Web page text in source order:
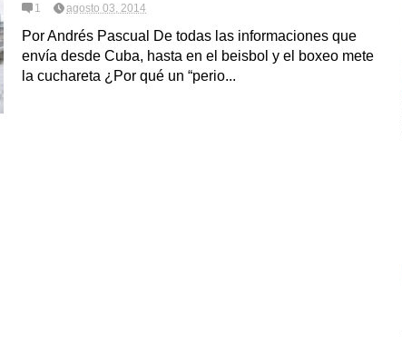
1 agosto 03, 2014
Por Andrés Pascual De todas las informaciones que
envía desde Cuba, hasta en el beisbol y el boxeo mete
la cuchareta ¿Por qué un “perio...